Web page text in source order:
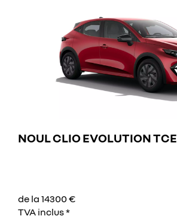
NOUL CLIO EVOLUTION TCE
de la 14300 €
TVA inclus *